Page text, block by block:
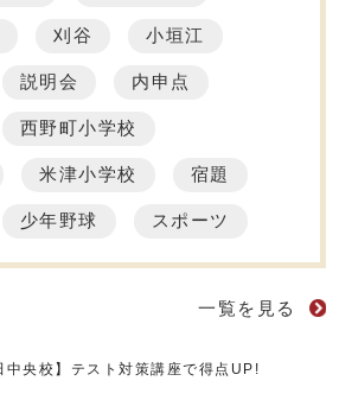
刈谷 小垣江
説明会 内申点
西野町小学校
米津小学校 宿題
少年野球 スポーツ
一覧を見る
中央校】テスト対策講座で得点UP!